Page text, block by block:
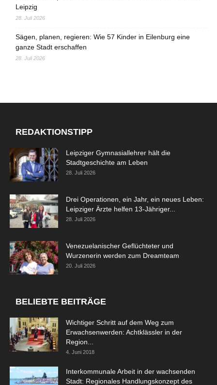
Leipzig
28. Juli 2026
Sägen, planen, regieren: Wie 57 Kinder in Eilenburg eine
ganze Stadt erschaffen
28. Juli 2026
REDAKTIONSTIPP
Leipziger Gymnasiallehrer hält die
Stadtgeschichte am Leben
28. Juli 2026
Drei Operationen, ein Jahr, ein neues Leben:
Leipziger Ärzte helfen 13-Jähriger...
28. Juli 2026
Venezuelanischer Geflüchteter und
Wurzenerin werden zum Dreamteam
20. Juli 2026
BELIEBTE BEITRÄGE
Wichtiger Schritt auf dem Weg zum
Erwachsenwerden: Achtklässler in der
Region...
4. Juni 2018
Interkommunale Arbeit in der wachsenden
Stadt: Regionales Handlungskonzept des